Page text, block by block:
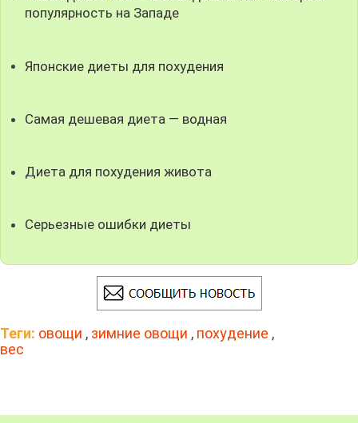
популярность на Западе
Японские диеты для похудения
Самая дешевая диета — водная
Диета для похудения живота
Серьезные ошибки диеты
Теги: овощи , зимние овощи , похудение ,
вес